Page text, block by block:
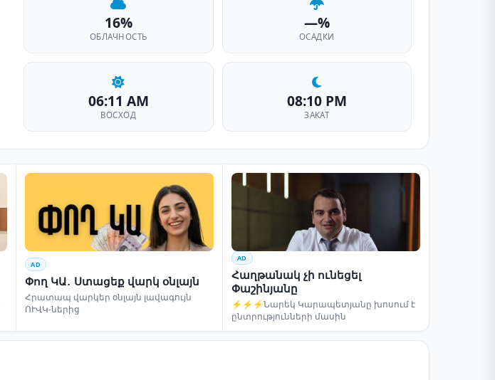
16%
ОБЛАЧНОСТЬ
—%
ОСАДКИ
06:11 AM
ВОСХОД
08:10 PM
ЗАКАТ
AD
Փող ԿԱ․ Ստացեք վարկ օնլայն
Հրատապ վարկեր օնլայն լավագույն
ՈՒՎԿ-ներից
AD
Հաղթանակ չի ունեցել
Փաշինյանը
⚡⚡⚡Նարեկ Կարապետյանը խոսում է
ընտրությունների մասին